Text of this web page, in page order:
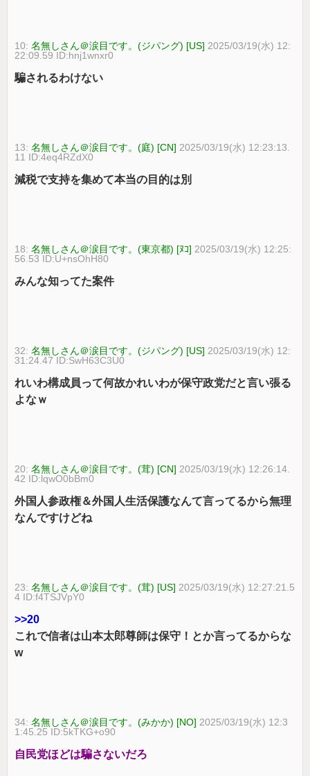
10:名無しさん＠涙目です。(ジパング) [US] 2025/03/19(水) 12:
22:09.59 ID:hnj1wnxr0
騙されるわけない
13:名無しさん＠涙目です。(庭) [CN] 2025/03/19(水) 12:23:13.
11 ID:4eq4RZdX0
減税で支持を集めて本当の目的は別
18:名無しさん＠涙目です。(東京都) [ﾇｺ] 2025/03/19(水) 12:25:
56.53 ID:U+nsOhH80
みんな知ってた案件
32:名無しさん＠涙目です。(ジパング) [US] 2025/03/19(水) 12:
31:24.47 ID:SwH63C3U0
れいわ構成員って何故かれいわが保守政党だと言い張る
よなｗ
20:名無しさん＠涙目です。(茸) [CN] 2025/03/19(水) 12:26:14.
42 ID:lqwO0bBm0
外国人参政権＆外国人生活保護なんて言ってるから無理
なんですけどね
23:名無しさん＠涙目です。(茸) [US] 2025/03/19(水) 12:27:21.5
4 ID:f4TSJVpY0
>>20
これで信者は山本太郎尊師は保守！とか言ってるからな
w
34:名無しさん＠涙目です。(みかか) [NO] 2025/03/19(水) 12:3
1:45.25 ID:5kTKG+o90
自民党ほどは騙さないだろ